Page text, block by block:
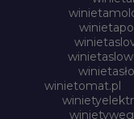
winietomat.pl